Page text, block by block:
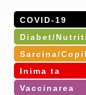
COVID-19
Diabet/
Sarcina/Copil
Inima ta
Vaccinarea